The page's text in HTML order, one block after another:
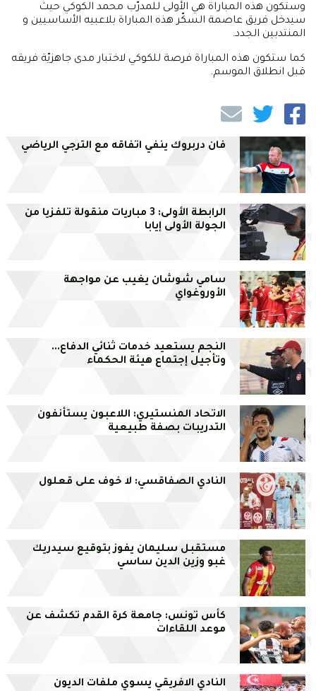
وستكون هذه المباراة هي الأولى للمدرّب محمد الكوكي حيث
سيدخل فريق عاصمة السكّر هذه المباراة بلاعبيه الأساسيين و
المنتدبين الجدد.
كما ستكون هذه المباراة فرصة للكوكي لاختبار مدى جاهزيّة فريقه
قبل انطلاق الموسم.
فان دربروك ينفي اتفاقه مع الترجي الرياضي
الرابطة الأولى: 3 مباريات منقولة تلفزيا من
الجولة الأولى إيابا
سامي شوشان يغيب عن مواجهة
الأوروغواي
النجم يستعيد خدمات ثنائي الدفاع...
وتأجيل إجتماع هيئة الحكماء
الاتحاد المنستيري: اللاعبون يستأنفون
التدريبات بصفة طبيعية
النادي الصفاقسي: لا خوف على قعلول
مستقبل سليمان يفوز بتوقيع سيدريك
غبو وزين الدين ساسي
كأس تونس: جامعة كرة القدم تكشف عن
موعد اللقاءات
النادي الافريقي يسوي ملفات الديون